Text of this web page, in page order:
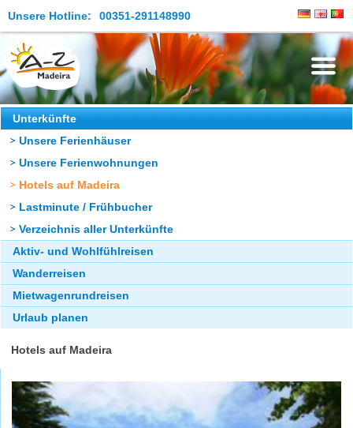
Unsere Hotline: 00351-291148990
Die Insel
Madeira Erleben
Aktuelles
Reiseangebote
Kontakt
Unterkünfte
Unsere Ferienhäuser
Unsere Ferienwohnungen
Hotels auf Madeira
Lastminute / Frühbucher
Verzeichnis aller Unterkünfte
Aktiv- und Wohlfühlreisen
Wanderreisen
Mietwagenrundreisen
Urlaub planen
Hotels auf Madeira